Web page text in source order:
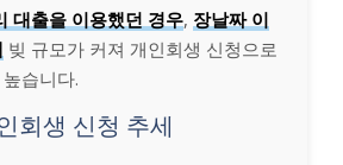
대출을 이용했던 경우, 장날짜 이
빚 규모가 커져 개인회생 신청으로
습니다.
회생 신청 추세